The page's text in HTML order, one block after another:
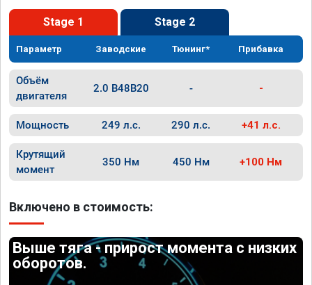
Stage 1 Stage 2
Параметр Заводские Тюнинг* Прибавка
Объём
двигателя
2.0 B48B20 - -
Мощность 249 л.с. 290 л.с. +41 л.с.
Крутящий
момент
350 Нм 450 Нм +100 Нм
Включено в стоимость:
Выше тяга - прирост момента с низких
оборотов.